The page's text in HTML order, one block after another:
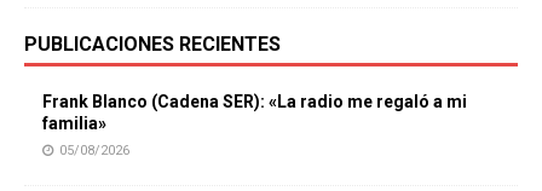
PUBLICACIONES RECIENTES
Frank Blanco (Cadena SER): «La radio me regaló a mi
familia»
05/08/2026